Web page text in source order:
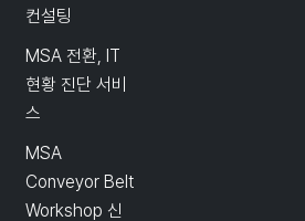
컨설팅
MSA 전환, IT
현황 진단 서비
스
MSA
Conveyor Belt
Workshop 신